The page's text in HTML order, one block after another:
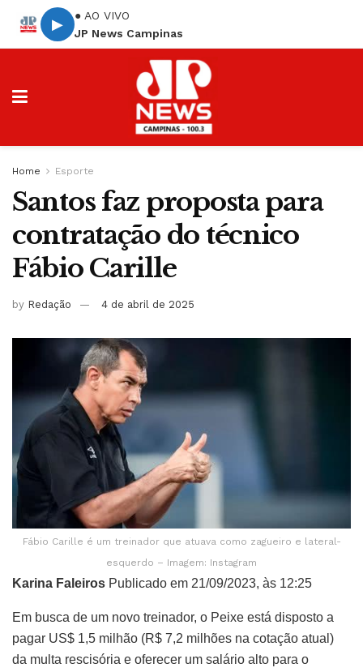
▶
● AO VIVO
JP News Campinas
Home Esporte
Santos faz proposta para
contratação do técnico
Fábio Carille
by Redação 4 de abril de 2025
Fábio Carille é um treinador que atuava como zagueiro e lateral-
esquerdo – Imagem: Instagram
Karina Faleiros Publicado em 21/09/2023, às 12:25
Em busca de um novo treinador, o Peixe está disposto a
pagar US$ 1,5 milhão (R$ 7,2 milhões na cotação atual)
da multa rescisória e oferecer um salário alto para o